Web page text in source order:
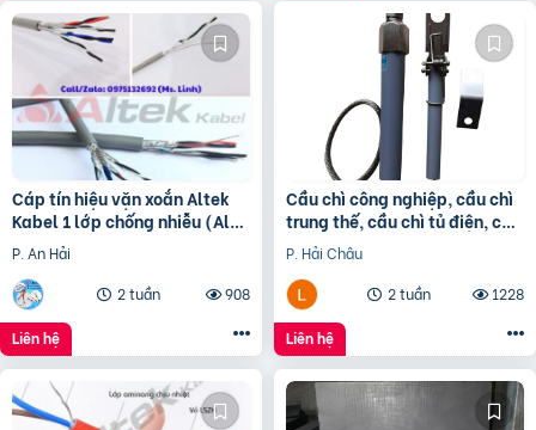
Cáp tín hiệu vặn xoắn Altek
Kabel 1 lớp chống nhiễu (Al
Foil)
P. An Hải
2 tuần
908
Liên hệ
Cầu chì công nghiệp, cầu chì
trung thế, cầu chì tủ điện, cầu
chì trạm biến áp,
P. Hải Châu
2 tuần
1228
Liên hệ